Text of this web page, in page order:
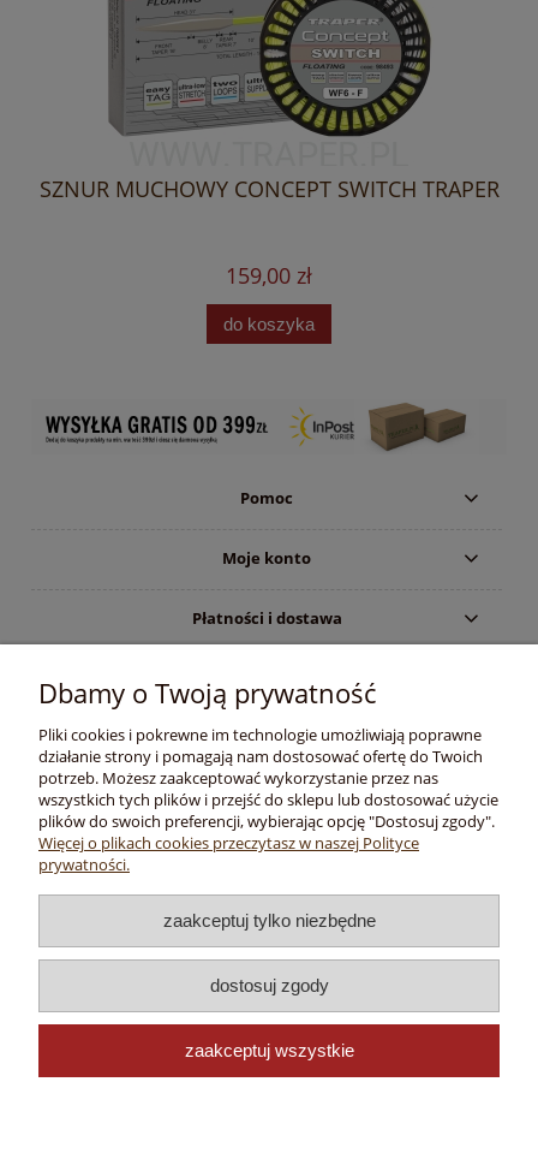
SZNUR MUCHOWY CONCEPT SWITCH TRAPER
159,00 zł
do koszyka
Pomoc
Moje konto
Płatności i dostawa
O nas
Copyright © 2020 -
| Kontakt mailowy: sklep@traper.pl
Dbamy o Twoją prywatność
Pliki cookies i pokrewne im technologie umożliwiają poprawne
działanie strony i pomagają nam dostosować ofertę do Twoich
potrzeb. Możesz zaakceptować wykorzystanie przez nas
wszystkich tych plików i przejść do sklepu lub dostosować użycie
plików do swoich preferencji, wybierając opcję "Dostosuj zgody".
Więcej o plikach cookies przeczytasz w naszej Polityce
prywatności.
zaakceptuj tylko niezbędne
dostosuj zgody
zaakceptuj wszystkie